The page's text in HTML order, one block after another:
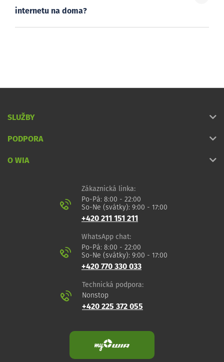
internetu na doma?
SLUŽBY
PODPORA
O WIA
Zákaznická linka:
Po-Pá: 8:00 - 22:00
So-Ne (svátky): 9:00 - 17:00
+420 211 151 211
WhatsApp chat:
Po-Pá: 8:00 - 22:00
So-Ne (svátky): 9:00 - 17:00
+420 770 330 033
Technická podpora:
Nonstop
+420 225 372 055